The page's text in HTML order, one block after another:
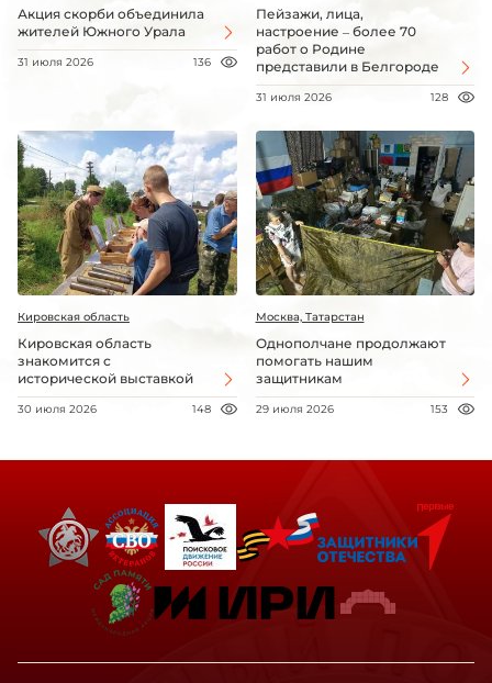
Акция скорби объединила
жителей Южного Урала
31 июля 2026 136
Пейзажи, лица,
настроение – более 70
работ о Родине
представили в Белгороде
31 июля 2026 128
Кировская область
Кировская область
знакомится с
исторической выставкой
30 июля 2026 148
Москва, Татарстан
Однополчане продолжают
помогать нашим
защитникам
29 июля 2026 153